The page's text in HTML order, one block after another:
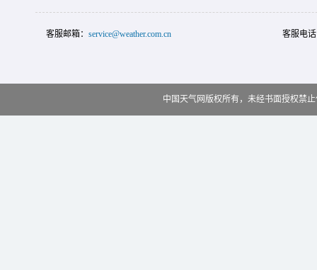
客服邮箱： service@weather.com.cn 客服电
中国天气网版权所有，未经书面授权